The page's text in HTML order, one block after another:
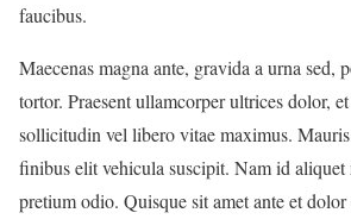
faucibus.
Maecenas magna ante, gravida a urna sed,
tortor. Praesent ullamcorper ultrices dolor,
sollicitudin vel libero vitae maximus.
finibus elit vehicula suscipit. Nam id aliquet
pretium odio. Quisque sit amet ante et